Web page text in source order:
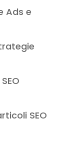
Ads e
SEO